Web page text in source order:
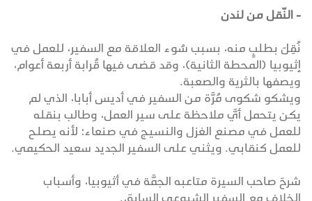
- النّقل من لندن
نُقِلَ بطلبٍ منه، بسبب سُوء العلاقة مع السفير، للعمل في
إثيوبيا (المحطة الثانية)، وقد قضى فيها قُرابة أربعة أعوام،
ويصفها بالثرية والصعبة.
ويشكو شكوى مُرَّة من السفير في أديس أبابا، الذي لم
يكن يتحمل أيَّ ملاحظة على سير العمل، وطالب بنقله
للعمل في مصنع الغزل والنسيج في صنعاء؛ لأنه يصلح
للعمل كنقابي. ويثني على السفير الجديد سعيد الحكيمي.
شرحَ صاحب السيرة متاعبه الجمَّة في أثيوبيا، وأسباب